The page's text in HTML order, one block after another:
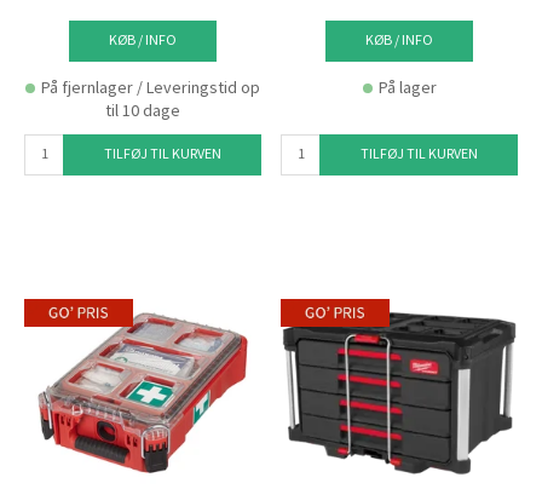
KØB / INFO
På fjernlager / Leveringstid op
til 10 dage
TILFØJ TIL KURVEN
KØB / INFO
På lager
TILFØJ TIL KURVEN